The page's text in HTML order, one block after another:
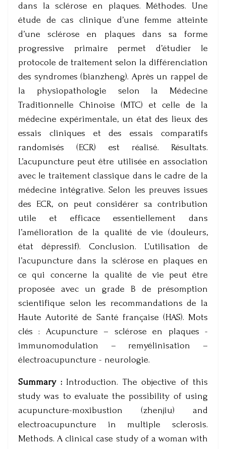
dans la sclérose en plaques. Méthodes. Une
étude de cas clinique d’une femme atteinte
d’une sclérose en plaques dans sa forme
progressive primaire permet d’étudier le
protocole de traitement selon la différenciation
des syndromes (bianzheng). Après un rappel de
la physiopathologie selon la Médecine
Traditionnelle Chinoise (MTC) et celle de la
médecine expérimentale, un état des lieux des
essais cliniques et des essais comparatifs
randomisés (ECR) est réalisé. Résultats.
L’acupuncture peut être utilisée en association
avec le traitement classique dans le cadre de la
médecine intégrative. Selon les preuves issues
des ECR, on peut considérer sa contribution
utile et efficace essentiellement dans
l’amélioration de la qualité de vie (douleurs,
état dépressif). Conclusion. L’utilisation de
l’acupuncture dans la sclérose en plaques en
ce qui concerne la qualité de vie peut être
proposée avec un grade B de présomption
scientifique selon les recommandations de la
Haute Autorité de Santé française (HAS). Mots
clés : Acupuncture – sclérose en plaques -
immunomodulation – remyélinisation –
électroacupuncture - neurologie.
Summary :Introduction. The objective of this
study was to evaluate the possibility of using
acupuncture-moxibustion (zhenjiu) and
electroacupuncture in multiple sclerosis.
Methods. A clinical case study of a woman with